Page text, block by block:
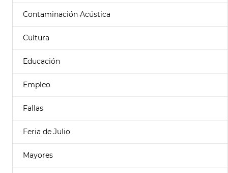
Contaminación Acústica
Cultura
Educación
Empleo
Fallas
Feria de Julio
Mayores